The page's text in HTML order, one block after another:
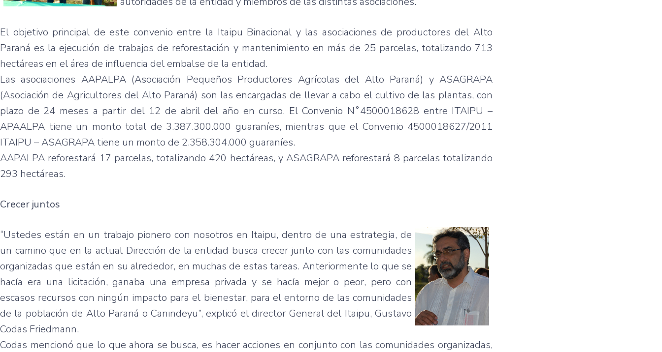
El objetivo principal de este convenio entre la Itaipu Binacional y las asociaciones de productores del Alto
Paraná es la ejecución de trabajos de reforestación y mantenimiento en más de 25 parcelas, totalizando 713
hectáreas en el área de influencia del embalse de la entidad.
Las asociaciones AAPALPA (Asociación Pequeños Productores Agrícolas del Alto Paraná) y ASAGRAPA
(Asociación de Agricultores del Alto Paraná) son las encargadas de llevar a cabo el cultivo de las plantas, con
plazo de 24 meses a partir del 12 de abril del año en curso. El Convenio N˚4500018628 entre ITAIPU –
APAALPA tiene un monto total de 3.387.300.000 guaraníes, mientras que el Convenio 4500018627/2011
ITAIPU – ASAGRAPA tiene un monto de 2.358.304.000 guaraníes.
AAPALPA reforestará 17 parcelas, totalizando 420 hectáreas, y ASAGRAPA reforestará 8 parcelas totalizando
293 hectáreas.
Crecer juntos
“Ustedes están en un trabajo pionero con nosotros en Itaipu, dentro de una estrategia, de
un camino que en la actual Dirección de la entidad busca crecer junto con las comunidades
organizadas que están en su alrededor, en muchas de estas tareas. Anteriormente lo que se
hacía era una licitación, ganaba una empresa privada y se hacía mejor o peor, pero con
escasos recursos con ningún impacto para el bienestar, para el entorno de las comunidades
de la población de Alto Paraná o Canindeyu”, explicó el director General del Itaipu, Gustavo
Codas Friedmann.
Codas mencionó que lo que ahora se busca, es hacer acciones en conjunto con las comunidades organizadas,